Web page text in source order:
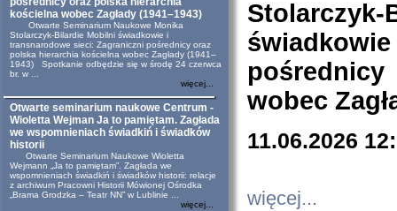
kościelna wobec Zagłady (1941–1943)
Otwarte Seminarium Naukowe Monika
Stolarczyk-Bilardie Mobilni świadkowie i
transnarodowe sieci: Zagraniczni pośrednicy oraz
polska hierarchia kościelna wobec Zagłady (1941–
1943) Spotkanie odbędzie się w środę 24 czerwca
br. w ...
więcej...
Otwarte seminarium naukowe Centrum -
Wioletta Wejman Ja to pamiętam. Zagłada
we wspomnieniach świadkiń i świadków
historii
Otwarte Seminarium Naukowe Wioletta
Wejmann „Ja to pamiętam”. Zagłada we
wspomnieniach świadkiń i świadków historii: relacje
z archiwum Pracowni Historii Mówionej Ośrodka
„Brama Grodzka – Teatr NN” w Lublinie ...
więcej...
wobec
11.06.2026
więcej...